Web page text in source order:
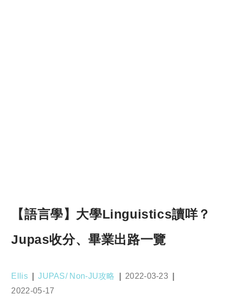
【語言學】大學Linguistics讀咩？
Jupas收分、畢業出路一覽
Post
author:
Ellis
Post
category:
JUPAS/ Non-JU攻略
Post
2022-03-23
Post
2022-05-17